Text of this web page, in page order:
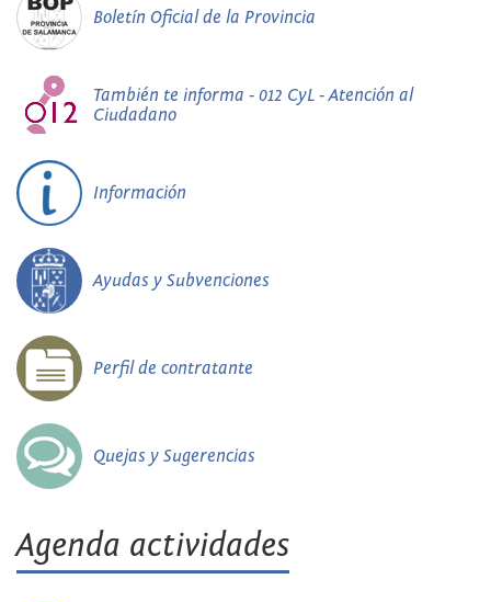
Boletín Oficial de la Provincia
También te informa - 012 CyL - Atención al
Ciudadano
Información
Ayudas y Subvenciones
Perfil de contratante
Quejas y Sugerencias
Agenda actividades